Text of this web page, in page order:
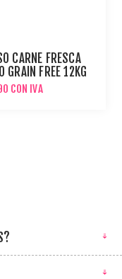
CARNE FRESCA
GRAIN FREE 12KG
CON IVA